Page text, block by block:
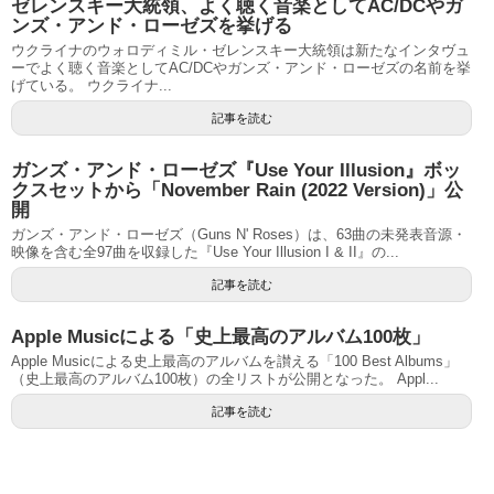
ゼレンスキー大統領、よく聴く音楽としてAC/DCやガ
ンズ・アンド・ローゼズを挙げる
ウクライナのウォロディミル・ゼレンスキー大統領は新たなインタヴュ
ーでよく聴く音楽としてAC/DCやガンズ・アンド・ローゼズの名前を挙
げている。 ウクライナ...
記事を読む
ガンズ・アンド・ローゼズ『Use Your Illusion』ボッ
クスセットから「November Rain (2022 Version)」公
開
ガンズ・アンド・ローゼズ（Guns N' Roses）は、63曲の未発表音源・
映像を含む全97曲を収録した『Use Your Illusion I & II』の...
記事を読む
Apple Musicによる「史上最高のアルバム100枚」
Apple Musicによる史上最高のアルバムを讃える「100 Best Albums」
（史上最高のアルバム100枚）の全リストが公開となった。 Appl...
記事を読む